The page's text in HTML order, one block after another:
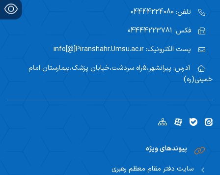
تلفن:
فکس:
پست الکترونیک:
آدرس:
پیرانشهر،5راه سردشت،خیابان پزشک،بیمارستان امام
خمینی(ره)
پیوندهای ویژه
سایت دفتر مقام معظم رهبری